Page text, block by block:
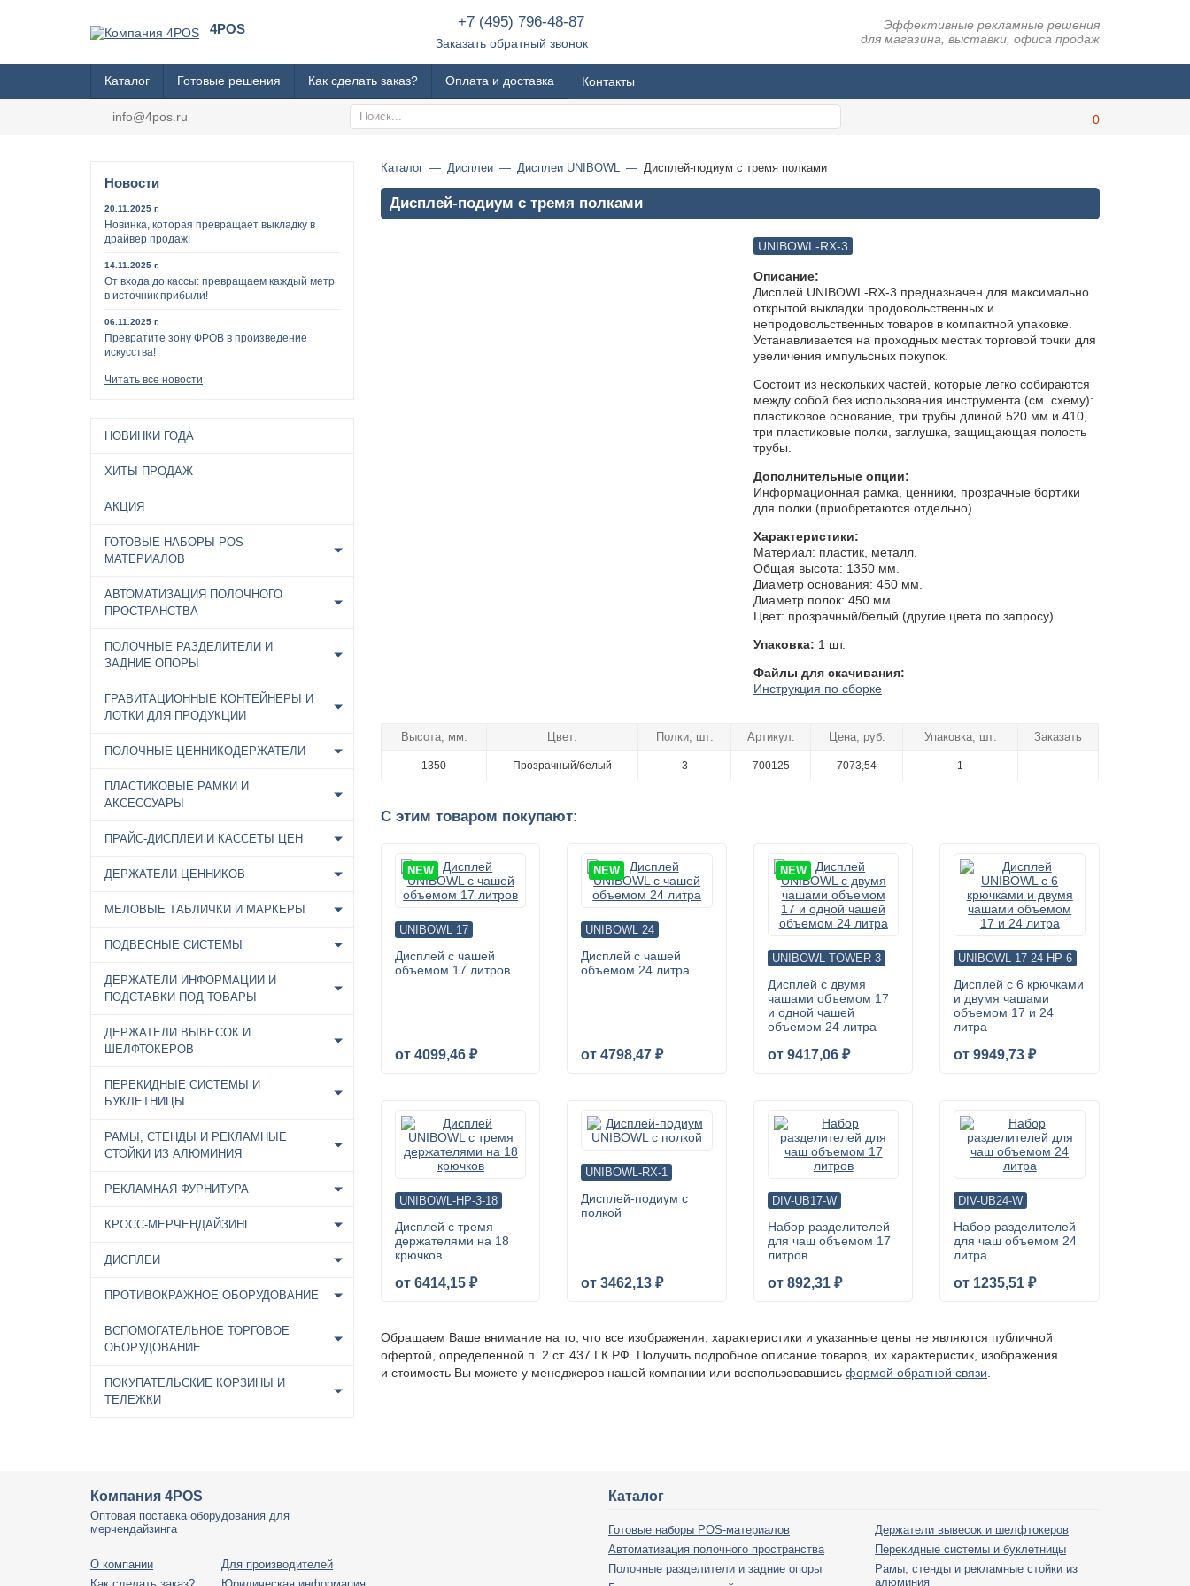
4POS +7 (495) 796-48-87
Заказать обратный звонок
Эффективные рекламные решения
для магазина, выставки, офиса продаж
Каталог Готовые решения Как сделать заказ? Оплата и доставка Контакты
info@4pos.ru
Новости
20.11.2025 г.
Новинка, которая превращает выкладку в
драйвер продаж!
14.11.2025 г.
От входа до кассы: превращаем каждый метр
в источник прибыли!
06.11.2025 г.
Превратите зону ФРОВ в произведение
искусства!
Читать все новости
НОВИНКИ ГОДА
ХИТЫ ПРОДАЖ
АКЦИЯ
ГОТОВЫЕ НАБОРЫ POS-
МАТЕРИАЛОВ
АВТОМАТИЗАЦИЯ ПОЛОЧНОГО
ПРОСТРАНСТВА
ПОЛОЧНЫЕ РАЗДЕЛИТЕЛИ И
ЗАДНИЕ ОПОРЫ
ГРАВИТАЦИОННЫЕ КОНТЕЙНЕРЫ И
ЛОТКИ ДЛЯ ПРОДУКЦИИ
ПОЛОЧНЫЕ ЦЕННИКОДЕРЖАТЕЛИ
ПЛАСТИКОВЫЕ РАМКИ И
АКСЕССУАРЫ
ПРАЙС-ДИСПЛЕИ И КАССЕТЫ ЦЕН
ДЕРЖАТЕЛИ ЦЕННИКОВ
МЕЛОВЫЕ ТАБЛИЧКИ И МАРКЕРЫ
ПОДВЕСНЫЕ СИСТЕМЫ
ДЕРЖАТЕЛИ ИНФОРМАЦИИ И
ПОДСТАВКИ ПОД ТОВАРЫ
ДЕРЖАТЕЛИ ВЫВЕСОК И
ШЕЛФТОКЕРОВ
ПЕРЕКИДНЫЕ СИСТЕМЫ И
БУКЛЕТНИЦЫ
РАМЫ, СТЕНДЫ И РЕКЛАМНЫЕ
СТОЙКИ ИЗ АЛЮМИНИЯ
РЕКЛАМНАЯ ФУРНИТУРА
КРОСС-МЕРЧЕНДАЙЗИНГ
ДИСПЛЕИ
ПРОТИВОКРАЖНОЕ ОБОРУДОВАНИЕ
ВСПОМОГАТЕЛЬНОЕ ТОРГОВОЕ
ОБОРУДОВАНИЕ
ПОКУПАТЕЛЬСКИЕ КОРЗИНЫ И
ТЕЛЕЖКИ
Каталог Дисплеи Дисплеи UNIBOWL Дисплей-подиум с тремя полками
Дисплей-подиум с тремя полками
UNIBOWL-RX-3
Описание:
Дисплей UNIBOWL-RX-3 предназначен для максимально
открытой выкладки продовольственных и
непродовольственных товаров в компактной упаковке.
Устанавливается на проходных местах торговой точки для
увеличения импульсных покупок.
Состоит из нескольких частей, которые легко собираются
между собой без использования инструмента (см. схему):
пластиковое основание, три трубы длиной 520 мм и 410,
три пластиковые полки, заглушка, защищающая полость
трубы.
Дополнительные опции:
Информационная рамка, ценники, прозрачные бортики
для полки (приобретаются отдельно).
Характеристики:
Материал: пластик, металл.
Общая высота: 1350 мм.
Диаметр основания: 450 мм.
Диаметр полок: 450 мм.
Цвет: прозрачный/белый (другие цвета по запросу).
Упаковка: 1 шт.
Файлы для скачивания:
Инструкция по сборке
Высота, мм: Цвет: Полки, шт: Артикул: Цена, руб: Упаковка, шт: Заказать
1350 Прозрачный/белый 3 700125 7073,54 1
С этим товаром покупают:
NEW
UNIBOWL 17
Дисплей с чашей
объемом 17 литров
от 4099,46 ₽
NEW
UNIBOWL 24
Дисплей с чашей
объемом 24 литра
от 4798,47 ₽
NEW
UNIBOWL-TOWER-3
Дисплей с двумя
чашами объемом 17
и одной чашей
объемом 24 литра
от 9417,06 ₽
UNIBOWL-17-24-HP-6
Дисплей с 6 крючками
и двумя чашами
объемом 17 и 24
литра
от 9949,73 ₽
UNIBOWL-HP-3-18
Дисплей с тремя
держателями на 18
крючков
от 6414,15 ₽
UNIBOWL-RX-1
Дисплей-подиум с
полкой
от 3462,13 ₽
DIV-UB17-W
Набор разделителей
для чаш объемом 17
литров
от 892,31 ₽
DIV-UB24-W
Набор разделителей
для чаш объемом 24
литра
от 1235,51 ₽
Обращаем Ваше внимание на то, что все изображения, характеристики и указанные цены не являются публичной
офертой, определенной п. 2 ст. 437 ГК РФ. Получить подробное описание товаров, их характеристик, изображения
и стоимость Вы можете у менеджеров нашей компании или воспользовавшись формой обратной связи
Компания 4POS
Оптовая поставка оборудования для
мерчендайзинга
О компании
Для производителей
Каталог
Готовые наборы POS-материалов
Автоматизация полочного пространства
Полочные разделители и задние опоры
Держатели вывесок и шелфтокеров
Перекидные системы и буклетницы
Рамы, стенды и рекламные стойки из
алюминия